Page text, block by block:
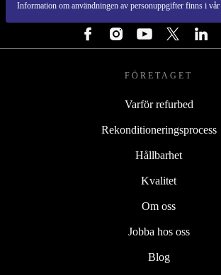
Information om användningen av personuppgifter finns i vår
FÖLJ OSS
FÖRETAGET
Varför refurbed
Rekonditioneringsprocess
Hållbarhet
Kvalitet
Om oss
Jobba hos oss
Blog